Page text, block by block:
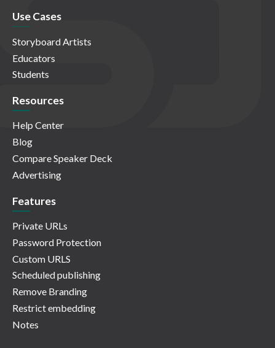
Use Cases
Storyboard Artists
Educators
Students
Resources
Help Center
Blog
Compare Speaker Deck
Advertising
Features
Private URLs
Password Protection
Custom URLS
Scheduled publishing
Remove Branding
Restrict embedding
Notes